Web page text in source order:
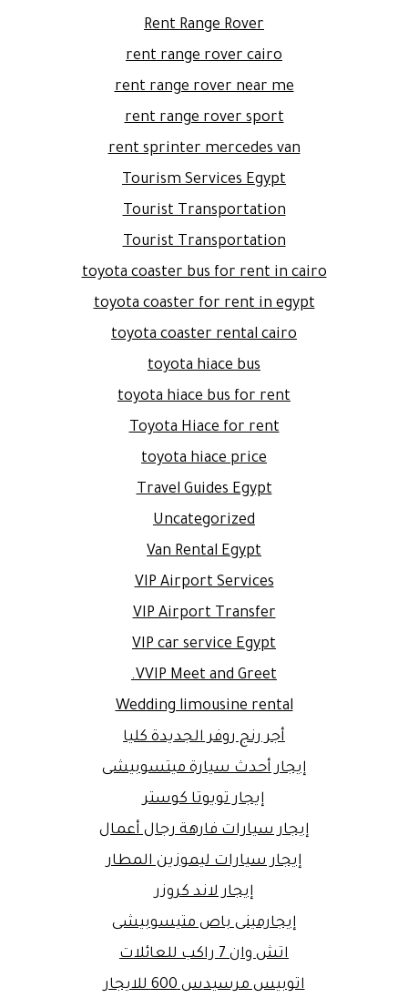
Rent Range Rover
rent range rover cairo
rent range rover near me
rent range rover sport
rent sprinter mercedes van
Tourism Services Egypt
Tourist Transportation
Tourist Transportation
toyota coaster bus for rent in cairo
toyota coaster for rent in egypt
toyota coaster rental cairo
toyota hiace bus
toyota hiace bus for rent
Toyota Hiace for rent
toyota hiace price
Travel Guides Egypt
Uncategorized
Van Rental Egypt
VIP Airport Services
VIP Airport Transfer
VIP car service Egypt
VVIP Meet and Greet.
Wedding limousine rental
أجر رنج روفر الجديدة كليا
إيجار أحدث سيارة ميتسوبيشى
إيجار تويوتا كوستر
إيجار سيارات فارهة رجال أعمال
إيجار سيارات ليموزين المطار
إيجار لاند كروزر
إيجارمينى باص متيسوبيشى
اتش وان 7 راكب للعائلات
اتوبيس مرسيدس 600 للايجار